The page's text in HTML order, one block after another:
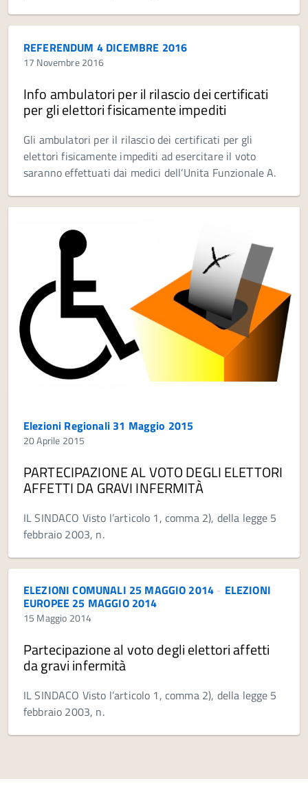
REFERENDUM 4 DICEMBRE 2016
17 Novembre 2016
Info ambulatori per il rilascio dei certificati
per gli elettori fisicamente impediti
Gli ambulatori per il rilascio dei certificati per gli
elettori fisicamente impediti ad esercitare il voto
saranno effettuati dai medici dell’Unita Funzionale A.
Elezioni Regionali 31 Maggio 2015
20 Aprile 2015
PARTECIPAZIONE AL VOTO DEGLI ELETTORI
AFFETTI DA GRAVI INFERMITÀ
IL SINDACO Visto l’articolo 1, comma 2), della legge 5
febbraio 2003, n.
ELEZIONI COMUNALI 25 MAGGIO 2014 - ELEZIONI
EUROPEE 25 MAGGIO 2014
15 Maggio 2014
Partecipazione al voto degli elettori affetti
da gravi infermità
IL SINDACO Visto l’articolo 1, comma 2), della legge 5
febbraio 2003, n.